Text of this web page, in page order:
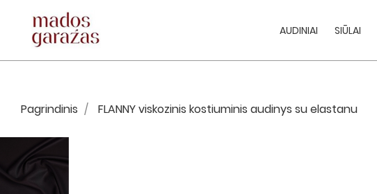
AUDINIAI SIŪLAI
Pagrindinis FLANNY viskozinis kostiuminis audinys su elastanu